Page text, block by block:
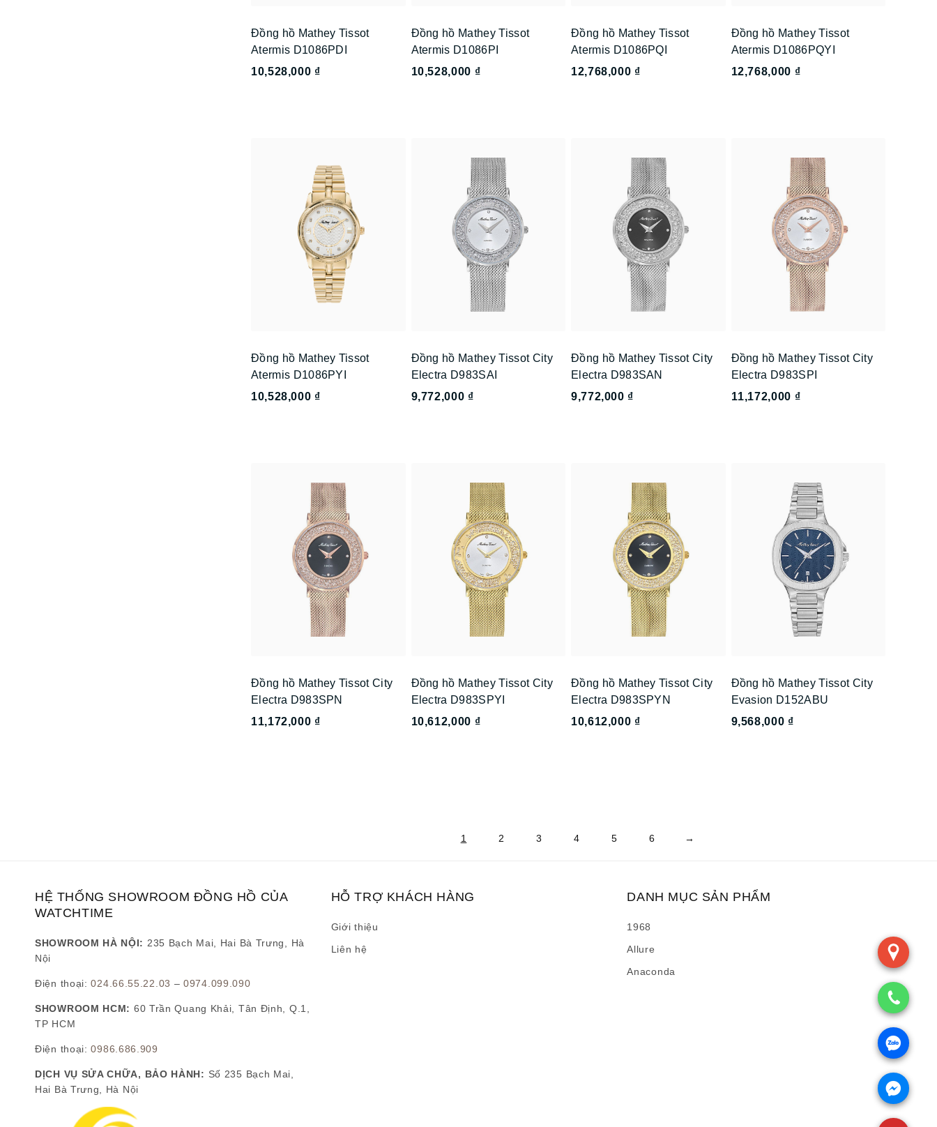
Đồng hồ Mathey Tissot
Atermis D1086PDI
10,528,000 ₫
Đồng hồ Mathey Tissot
Atermis D1086PI
10,528,000 ₫
Đồng hồ Mathey Tissot
Atermis D1086PQI
12,768,000 ₫
Đồng hồ Mathey Tissot
Atermis D1086PQYI
12,768,000 ₫
Đồng hồ Mathey Tissot
Atermis D1086PYI
10,528,000 ₫
Đồng hồ Mathey Tissot City
Electra D983SAI
9,772,000 ₫
Đồng hồ Mathey Tissot City
Electra D983SAN
9,772,000 ₫
Đồng hồ Mathey Tissot City
Electra D983SPI
11,172,000 ₫
Đồng hồ Mathey Tissot City
Electra D983SPN
11,172,000 ₫
Đồng hồ Mathey Tissot City
Electra D983SPYI
10,612,000 ₫
Đồng hồ Mathey Tissot City
Electra D983SPYN
10,612,000 ₫
Đồng hồ Mathey Tissot City
Evasion D152ABU
9,568,000 ₫
1 2 3 4 5 6 →
HỆ THỐNG SHOWROOM ĐỒNG HỒ CỦA
WATCHTIME
SHOWROOM HÀ NỘI: 235 Bạch Mai, Hai Bà Trưng, Hà
Nội
Điện thoại:024.66.55.22.03 –0974.099.090
SHOWROOM HCM: 60 Trần Quang Khải, Tân Định, Q.1,
TP HCM
Điện thoại:0986.686.909
DỊCH VỤ SỬA CHỮA, BẢO HÀNH: Số 235 Bạch Mai,
Hai Bà Trưng, Hà Nội
HỖ TRỢ KHÁCH HÀNG
Giới thiệu
Liên hệ
DANH MỤC SẢN PHẨM
1968
Allure
Anaconda